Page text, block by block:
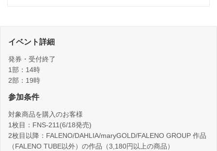
イベント詳細
発券・受付終了
1部：14時
2部：19時
参加条件
対象商品を購入のお客様
1枚目：FNS-211(6/18発売)
2枚目以降：FALENO/DAHLIA/maryGOLD/FALENO GROUP 作品
（FALENO TUBE以外）の作品（3,180円以上の商品）